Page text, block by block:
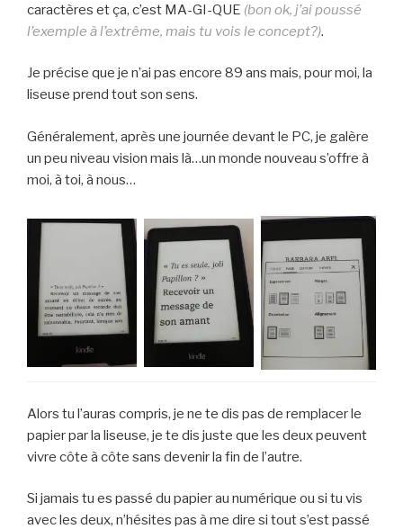
caractères et ça, c’est MA-GI-QUE (bon ok, j’ai poussé
l’exemple à l’extrême, mais tu vois le concept?).
Je précise que je n’ai pas encore 89 ans mais, pour moi, la
liseuse prend tout son sens.
Généralement, après une journée devant le PC, je galère
un peu niveau vision mais là…un monde nouveau s’offre à
moi, à toi, à nous…
Alors tu l’auras compris, je ne te dis pas de remplacer le
papier par la liseuse, je te dis juste que les deux peuvent
vivre côte à côte sans devenir la fin de l’autre.
Si jamais tu es passé du papier au numérique ou si tu vis
avec les deux, n’hésites pas à me dire si tout s’est passé